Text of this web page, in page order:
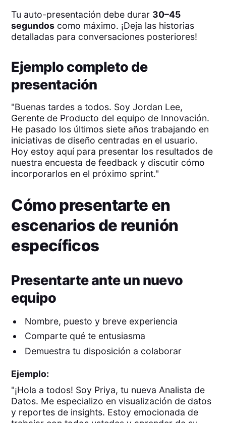
Tu auto-presentación debe durar 30–45
segundos como máximo. ¡Deja las historias
detalladas para conversaciones posteriores!
Ejemplo completo de
presentación
"Buenas tardes a todos. Soy Jordan Lee,
Gerente de Producto del equipo de Innovación.
He pasado los últimos siete años trabajando en
iniciativas de diseño centradas en el usuario.
Hoy estoy aquí para presentar los resultados de
nuestra encuesta de feedback y discutir cómo
incorporarlos en el próximo sprint."
Cómo presentarte en
escenarios de reunión
específicos
Presentarte ante un nuevo
equipo
Nombre, puesto y breve experiencia
Comparte qué te entusiasma
Demuestra tu disposición a colaborar
Ejemplo:
"¡Hola a todos! Soy Priya, tu nueva Analista de
Datos. Me especializo en visualización de datos
y reportes de insights. Estoy emocionada de